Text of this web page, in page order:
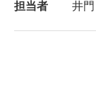
担当者 井